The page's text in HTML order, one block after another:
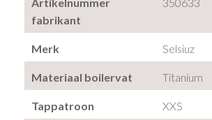
fabrikant
Merk Selsiuz
Materiaal boilervat Titanium
Tappatroon XXS